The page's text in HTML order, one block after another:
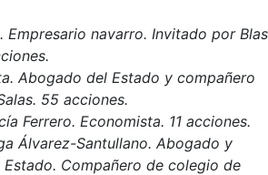
Empresario navarro. Invitado por Blas
Abogado del Estado y compañero
55 acciones.
Ferrero. Economista. 11 acciones.
Álvarez-Santullano. Abogado y
Compañero de colegio de